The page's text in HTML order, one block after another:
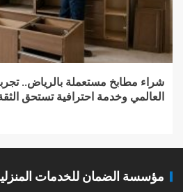
شراء مطابخ مستعملة بالرياض..
العالمي وخدمة احترافية تستحق
مؤسسة الضمان للخدمات